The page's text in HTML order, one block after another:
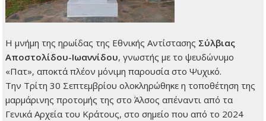
Η μνήμη της ηρωίδας της Εθνικής Αντίστασης Σύλβιας
Αποστολίδου-Ιωαννίδου, γνωστής με το ψευδώνυμο
«Πατ», αποκτά πλέον μόνιμη παρουσία στο Ψυχικό.
Την Τρίτη 30 Σεπτεμβρίου ολοκληρώθηκε η τοποθέτηση της
μαρμάρινης προτομής της στο Άλσος απέναντι από τα
Γενικά Αρχεία του Κράτους, στο σημείο που από το 2024